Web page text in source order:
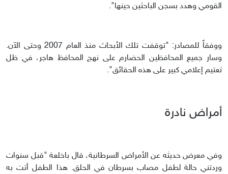
القومي وهدد بسجن الباحثين حينها".
ووفقاً للمصادر: "توقفت تلك الأبحاث منذ العام 2007 وحتى الآن.
وسار جميع المحافظين الحضارم على نهج المحافظ هاجر، في ظل
تعتيم إعلامي كبير على هذه الحقائق".
أمراض نادرة
وفي معرض حديثه عن الأمراض السرطانية، قال باخلعة "قبل سنوات
وردتني حالة لطفل مصاب بسرطان في الحلق. هذا الطفل أتت به